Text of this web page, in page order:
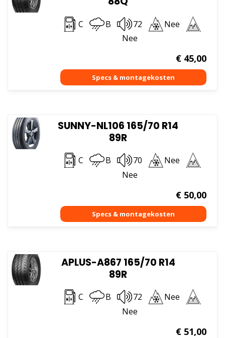
C B 72
Nee
Nee
€45,00
SUNNY-NL106 165/70 R14
89R
C B 70
Nee
Nee
€50,00
APLUS-A867 165/70 R14
89R
C B 72
Nee
Nee
€51,00